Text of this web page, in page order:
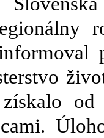
získalo